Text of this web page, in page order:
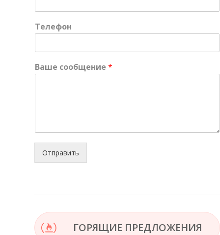
Телефон
Ваше сообщение *
Отправить
ГОРЯЩИЕ ПРЕДЛОЖЕНИЯ